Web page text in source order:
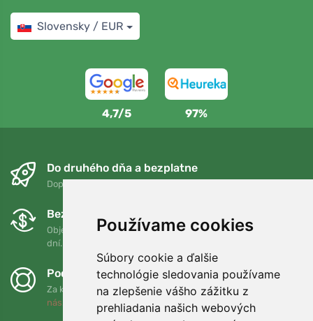
Používame cookies
Súbory cookie a ďalšie
technológie sledovania používame
na zlepšenie vášho zážitku z
prehliadania našich webových
Slovensky / EUR
4,7/5 97%
Do druhého dňa a bezplatne
Doprava zadarmo pri objednávkach nad 75 EUR
Bezplatná výmena a vrátenie tovaru
Objednávku môžete kedykoľvek vrátiť alebo vymeniť do 90
dní.
Podporujeme Trees.org
Za každú objednávku zasadíme strom! Prečítajte si viac
nás